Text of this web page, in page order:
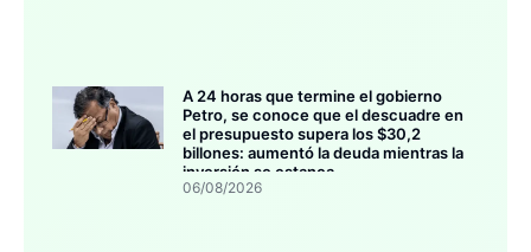
A 24 horas que termine el gobierno
Petro, se conoce que el descuadre en
el presupuesto supera los $30,2
billones: aumentó la deuda mientras la
inversión se estanca
06/08/2026